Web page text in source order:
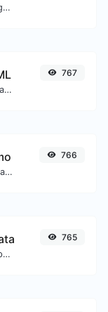
Formate e embeleze seu código SQL com facilidade.
Remova facilmente todas as tags HTML de um bloco de texto.
767
Verifique se uma palavra ou frase é palíndromo (se lê igual de trás para frente).
766
Converta um unix timestamp para UTC e sua data local.
765